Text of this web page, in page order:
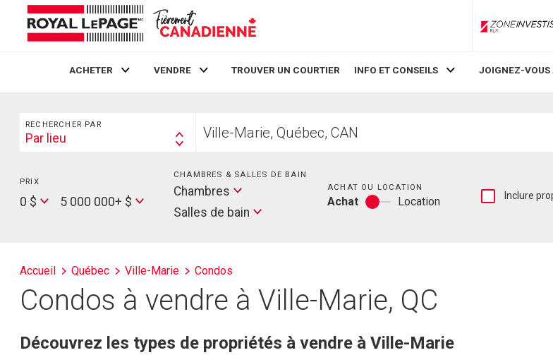
ACHETER VENDRE TROUVER UN COURTIER INFO ET CONSEILS JOIGNEZ-VOUS
Rechercher
RECHERCHER PAR
Search
Par lieu
votre
PRIX
Price
0 $
Max
5 000 000+ $
CHAMBRES & SALLES DE BAIN
Chambres
bain
Salles de bain
ACHAT OU LOCATION
Achat
Achat
Location
AfficherInclure
Accueil Québec Ville-Marie Condos
Condos à vendre à Ville-Marie, QC
Découvrez les types de propriétés à vendre à Ville-Marie